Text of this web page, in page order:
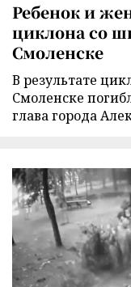
Ребенок и
циклона со
Смоленске
В результате
Смоленске
глава города